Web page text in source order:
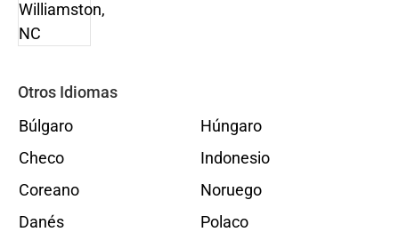
Otros Idiomas
Búlgaro
Checo
Coreano
Danés
Húngaro
Indonesio
Noruego
Polaco